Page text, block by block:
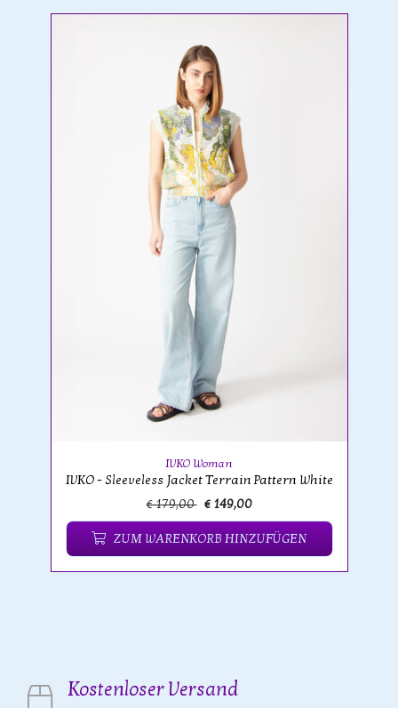
IVKO Woman
IVKO - Sleeveless Jacket Terrain Pattern White
€ 179,00 € 149,00
ZUM WARENKORB HINZUFÜGEN
Kostenloser Versand